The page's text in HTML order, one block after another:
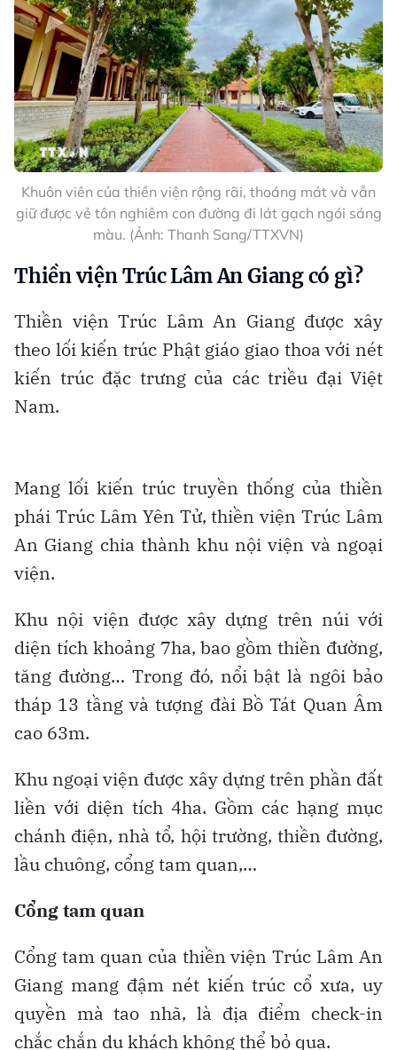
Khuôn viên của thiền viện rộng rãi, thoáng mát và vẫn
giữ được vẻ tôn nghiêm con đường đi lát gạch ngói sáng
màu. (Ảnh: Thanh Sang/TTXVN)
Thiền viện Trúc Lâm An Giang có gì?
Thiền viện Trúc Lâm An Giang được xây
theo lối kiến trúc Phật giáo giao thoa với nét
kiến trúc đặc trưng của các triều đại Việt
Nam.
Mang lối kiến trúc truyền thống của thiền
phái Trúc Lâm Yên Tử, thiền viện Trúc Lâm
An Giang chia thành khu nội viện và ngoại
viện.
Khu nội viện được xây dựng trên núi với
diện tích khoảng 7ha, bao gồm thiền đường,
tăng đường… Trong đó, nổi bật là ngôi bảo
tháp 13 tầng và tượng đài Bồ Tát Quan Âm
cao 63m.
Khu ngoại viện được xây dựng trên phần đất
liền với diện tích 4ha. Gồm các hạng mục
chánh điện, nhà tổ, hội trường, thiền đường,
lầu chuông, cổng tam quan,…
Cổng tam quan
Cổng tam quan của thiền viện Trúc Lâm An
Giang mang đậm nét kiến trúc cổ xưa, uy
quyền mà tao nhã, là địa điểm check-in
chắc chắn du khách không thể bỏ qua.